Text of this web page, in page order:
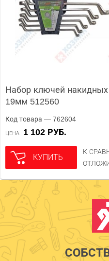
Набор ключей
19мм 512560
Код товара — 762604
ЦЕНА 1 102 РУБ.
КУПИТЬ
К